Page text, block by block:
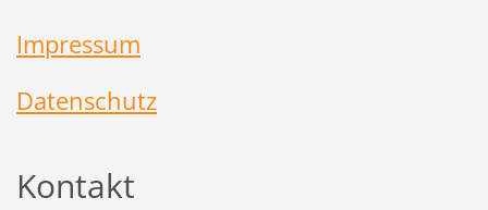
Impressum
Datenschutz
Kontakt